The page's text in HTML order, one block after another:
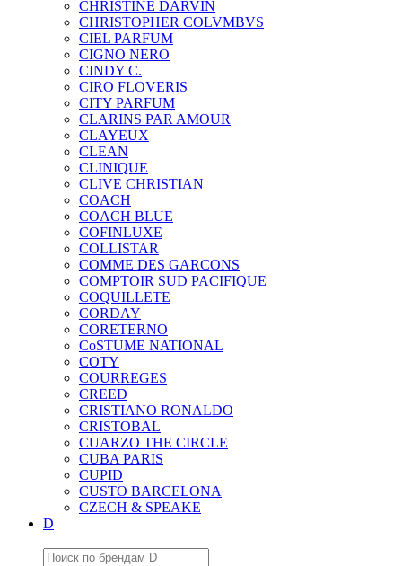
CHRISTINE DARVIN
CHRISTOPHER COLVMBVS
CIEL PARFUM
CIGNO NERO
CINDY C.
CIRO FLOVERIS
CITY PARFUM
CLARINS PAR AMOUR
CLAYEUX
CLEAN
CLINIQUE
CLIVE CHRISTIAN
COACH
COACH BLUE
COFINLUXE
COLLISTAR
COMME DES GARCONS
COMPTOIR SUD PACIFIQUE
COQUILLETE
CORDAY
CORETERNO
CoSTUME NATIONAL
COTY
COURREGES
CREED
CRISTIANO RONALDO
CRISTOBAL
CUARZO THE CIRCLE
CUBA PARIS
CUPID
CUSTO BARCELONA
CZECH & SPEAKE
D